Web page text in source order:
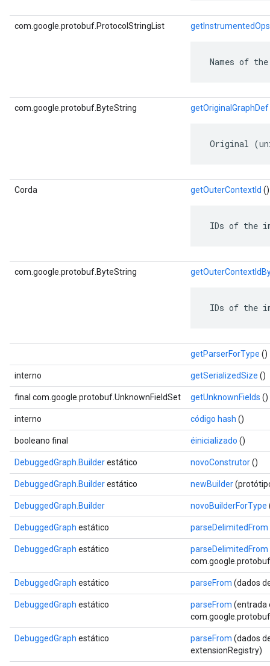
com.google.protobuf.ProtocolStringList
Names of
com.google.protobuf.ByteString getOriginalGraphDef
Original
Corda getOuterContextId ()
IDs of the
com.google.protobuf.ByteString
IDs of the
getParserForType ()
interno getSerializedSize ()
final com.google.protobuf.UnknownFieldSet getUnknownFields ()
interno código hash ()
booleano final éinicializado ()
DebuggedGraph.Builderestático novoConstrutor()
DebuggedGraph.Builderestático newBuilder
DebuggedGraph.Builder novoBuilderForType
DebuggedGraph estático parseDelimitedFrom
DebuggedGraph estático parseDelimitedFrom
DebuggedGraph estático parseFrom (dados
DebuggedGraph estático parseFrom (entrada
DebuggedGraph estático parseFrom (dados
extensionRegistry)